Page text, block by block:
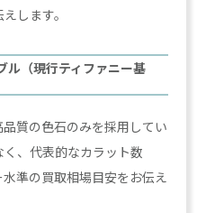
します。
（現行ティファニー基
質の色石のみを採用してい
、代表的なカラット数
準の買取相場目安をお伝え